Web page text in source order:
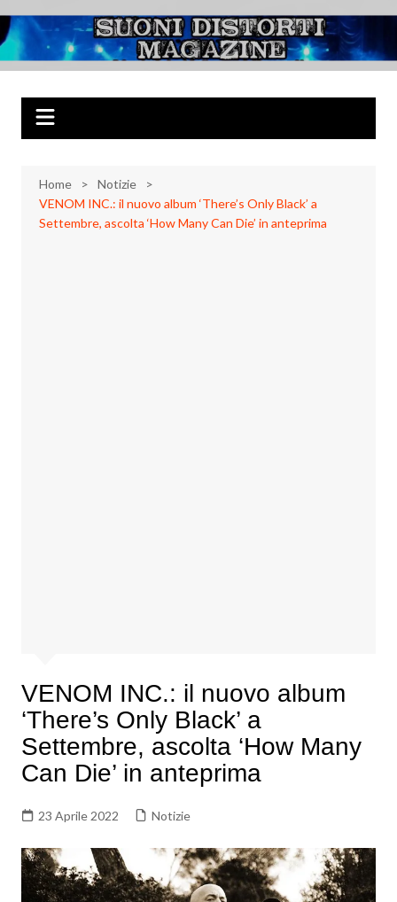
al
contenuto
Suoni Distorti
Magazine
Musica Rock, Metal, Punk e varie sonorità alternative
Home
Notizie
VENOM INC.: il nuovo album ‘There’s Only Black’ a
Settembre, ascolta ‘How Many Can Die’ in anteprima
VENOM INC.: il nuovo album
‘There’s Only Black’ a
Settembre, ascolta ‘How Many
Can Die’ in anteprima
23 Aprile 2022 Notizie